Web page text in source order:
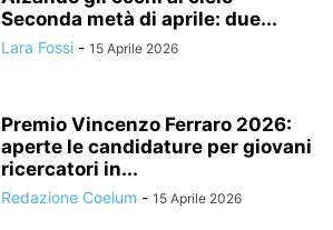
Seconda metà di aprile: due...
Lara Fossi - 15 Aprile 2026
Premio Vincenzo Ferraro 2026:
aperte le candidature per giovani
ricercatori in...
Redazione Coelum - 15 Aprile 2026